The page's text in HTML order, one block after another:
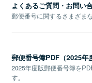
よくあるご質問・お問い
郵便番号に関するさまざま
郵便番号簿PDF（2025年
2025年度版郵便番号簿を
す。